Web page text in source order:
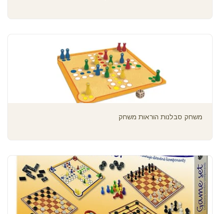
משחק סבלנות הוראות משחק